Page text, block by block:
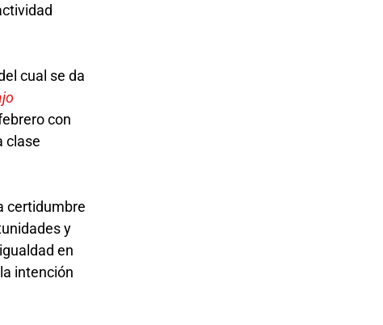
cual se da
con
clase
certidumbre
y
en
intención